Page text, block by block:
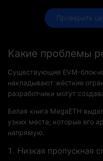
Проверить
Какие проблемы
Существующие EVM-
накладывают жёсткие
разработчики могут
Белая книга MegaETH
узких места, которые его
напрямую.
1. Низкая пропускная